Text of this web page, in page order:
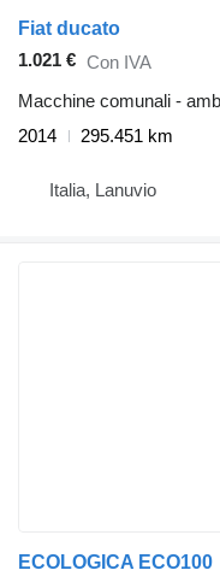
Fiat ducato
1.021 € Con IVA
Macchine comunali -
2014
295.451 km
Italia, Lanuvio
ECOLOGICA ECO100